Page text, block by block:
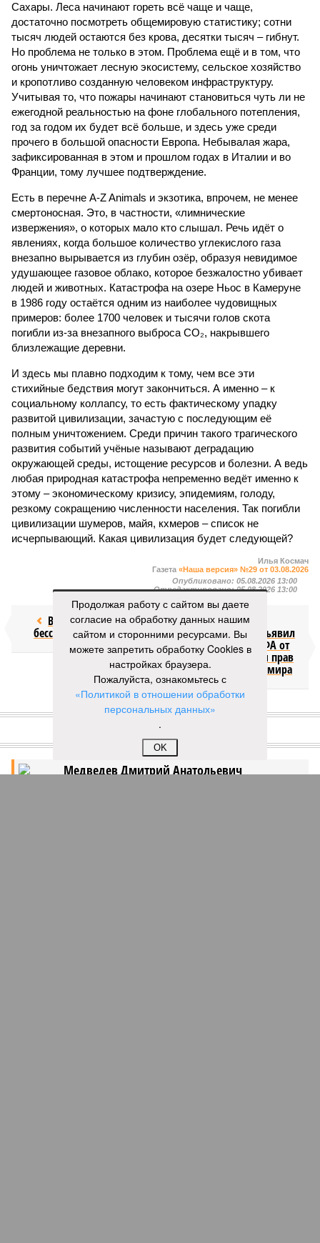
Сахары. Леса начинают гореть всё чаще и чаще,
достаточно посмотреть общемировую статистику; сотни
тысяч людей остаются без крова, десятки тысяч – гибнут.
Но проблема не только в этом. Проблема ещё и в том, что
огонь уничтожает лесную экосистему, сельское хозяйство
и кропотливо созданную человеком инфраструктуру.
Учитывая то, что пожары начинают становиться чуть ли не
ежегодной реальностью на фоне глобального потепления,
год за годом их будет всё больше, и здесь уже среди
прочего в большой опасности Европа. Небывалая жара,
зафиксированная в этом и прошлом годах в Италии и во
Франции, тому лучшее подтверждение.
Есть в перечне A-Z Animals и экзотика, впрочем, не менее
смертоносная. Это, в частности, «лимнические
извержения», о которых мало кто слышал. Речь идёт о
явлениях, когда большое количество углекислого газа
внезапно вырывается из глубин озёр, образуя невидимое
удушающее газовое облако, которое безжалостно убивает
людей и животных. Катастрофа на озере Ньос в Камеруне
в 1986 году остаётся одним из наиболее чудовищных
примеров: более 1700 человек и тысячи голов скота
погибли из-за внезапного выброса CO₂, накрывшего
близлежащие деревни.
И здесь мы плавно подходим к тому, чем все эти
стихийные бедствия могут закончиться. А именно – к
социальному коллапсу, то есть фактическому упадку
развитой цивилизации, зачастую с последующим её
полным уничтожением. Среди причин такого трагического
развития событий учёные называют деградацию
окружающей среды, истощение ресурсов и болезни. А ведь
любая природная катастрофа непременно ведёт именно к
этому – экономическому кризису, эпидемиям, голоду,
резкому сокращению численности населения. Так погибли
цивилизации шумеров, майя, кхмеров – список не
исчерпывающий. Какая цивилизация будет следующей?
Илья Космач
Газета «Наша версия» №29 от 03.08.2026
Опубликовано: 05.08.2026 13:00
Отредактировано:05.08.2026 13:00
Возраст
бессмертия
Инфантино
отступил и объявил
об отказе ФИФА от
продажи доли прав
на чемпионат мира
КОММЕНТАРИИ 1
ДОСЬЕ
Медведев Дмитрий Анатольевич
Продолжая работу с сайтом вы даете
согласие на обработку данных нашим
сайтом и сторонними ресурсами. Вы
можете запретить обработку Cookies в
настройках браузера.
Пожалуйста, ознакомьтесь с
«Политикой в отношении обработки
персональных данных»
.
OK